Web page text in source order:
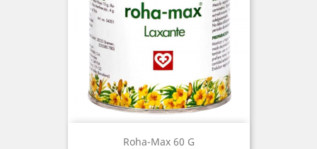
Roha-Max 60 G